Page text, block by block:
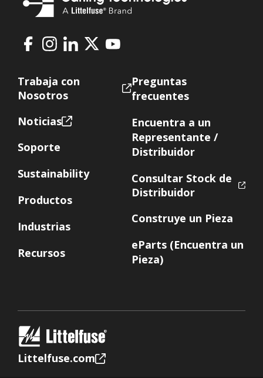
Facebook
Instagram
LinkedIn
X Youtube
Footer
Trabaja con
Nosotros
Noticias
Soporte
Sustainability
Productos
Industrias
Recursos
Preguntas
frecuentes
Encuentra a un
Representante /
Distribuidor
Consultar Stock de
Distribuidor
Construye un Pieza
eParts (Encuentra un
Pieza)
Littelfuse.com